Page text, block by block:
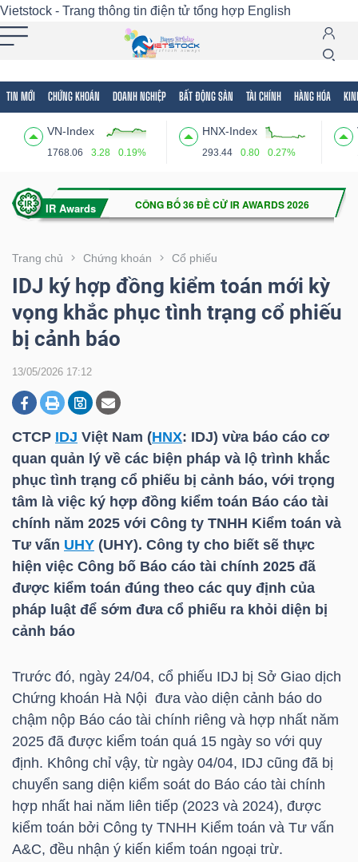
Vietstock - Trang thông tin điện tử tổng hợp English
TIN MỚI CHỨNG KHOÁN DOANH NGHIỆP BẤT ĐỘNG SẢN TÀI CHÍNH HÀNG HÓA
VN-Index
1768.06 3.28 0.19%
HNX-Index
293.44 0.80 0.27%
Trang chủ Chứng khoán Cổ phiếu
IDJ ký hợp đồng kiểm toán mới kỳ
vọng khắc phục tình trạng cổ phiếu
bị cảnh báo
13/05/2026 17:12
CTCP IDJ Việt Nam (HNX: IDJ) vừa báo cáo cơ
quan quản lý về các biện pháp và lộ trình khắc
phục tình trạng cổ phiếu bị cảnh báo, với trọng
tâm là việc ký hợp đồng kiểm toán Báo cáo tài
chính năm 2025 với Công ty TNHH Kiểm toán và
Tư vấn UHY (UHY). Công ty cho biết sẽ thực
hiện việc Công bố Báo cáo tài chính 2025 đã
được kiểm toán đúng theo các quy định của
pháp luật để sớm đưa cổ phiếu ra khỏi diện bị
cảnh báo
Trước đó, ngày 24/04, cổ phiếu IDJ bị Sở Giao dịch
Chứng khoán Hà Nội đưa vào diện cảnh báo do
chậm nộp Báo cáo tài chính riêng và hợp nhất năm
2025 đã được kiểm toán quá 15 ngày so với quy
định. Không chỉ vậy, từ ngày 04/04, IDJ cũng đã bị
chuyển sang diện kiểm soát do Báo cáo tài chính
hợp nhất hai năm liên tiếp (2023 và 2024), được
kiểm toán bởi Công ty TNHH Kiểm toán và Tư vấn
A&C, đều nhận ý kiến kiểm toán ngoại trừ.
Tất cả Tính năng Ngành Mã chứng khoán
Tính
(-)
VIETSTOCK
CHỨNG
KHOÁN
DOANH
NGHIỆP
BẤT
ĐỘNG
SẢN
TÀI
HÀNG
HÓA
KINH
TẾ